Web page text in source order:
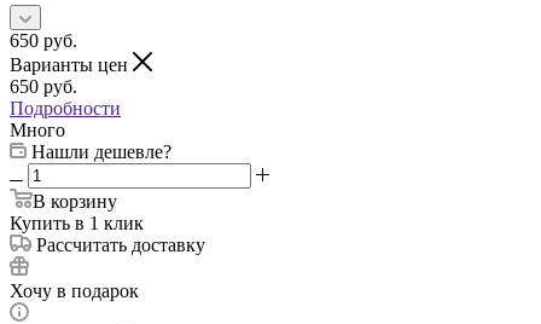
650 руб.
Варианты цен
650 руб.
Подробности
Много
Нашли дешевле?
В корзину
Купить в 1 клик
Рассчитать доставку
Хочу в подарок